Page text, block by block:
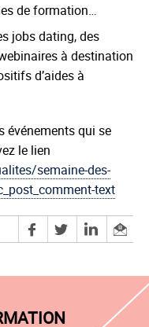
de formation…
jobs dating, des
à destination
d’aides à
événements qui se
le lien
semaine-des-
text